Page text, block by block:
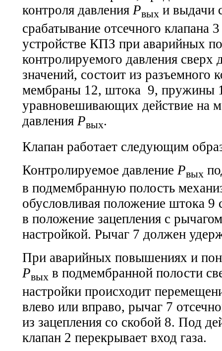
контроля давления Рвых и выдачи
срабатывание отсечного клапана
устройстве КПЗ при аварийных
контролируемого давления
значений, состоит из разъемного
мембраны 12, штока 9, пружины
уравновешивающих действие на
давления Рвых.
Клапан работает следующим
Контролируемое давление Рвых
в подмембранную полость
обусловливая положение штока 9
в положение зацепления с
настройкой. Рычаг 7 должен
При аварийных повышениях и
Рвых в подмембранной полости
настройки происходит
влево или вправо, рычаг 7
из зацепления со скобой 8. Под
клапан 2 перекрывает вход газа.